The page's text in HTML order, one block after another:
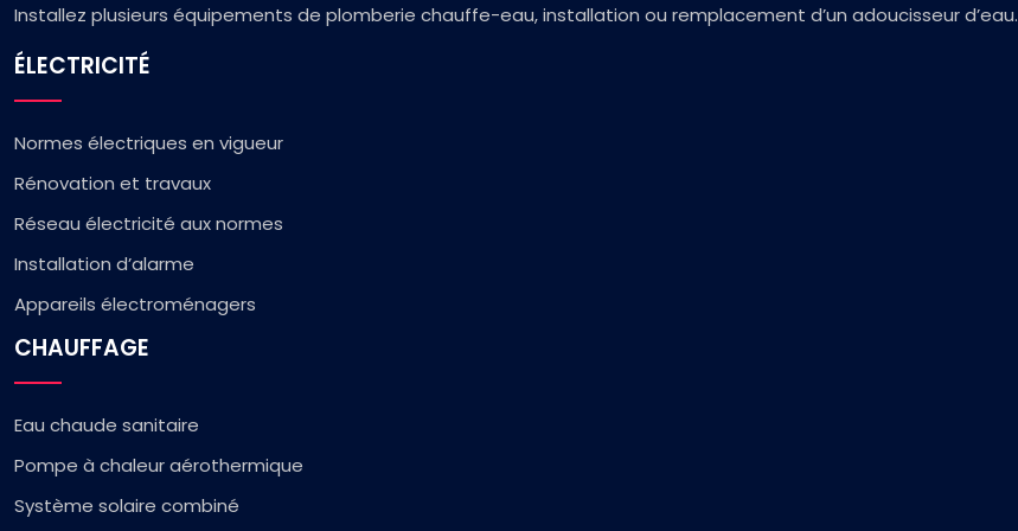
Installez plusieurs équipements de plomberie chauffe-eau, installation ou remplacement d’un adoucisseur d’eau.
ÉLECTRICITÉ
Normes électriques en vigueur
Rénovation et travaux
Réseau électricité aux normes
Installation d’alarme
Appareils électroménagers
CHAUFFAGE
Eau chaude sanitaire
Pompe à chaleur aérothermique
Système solaire combiné